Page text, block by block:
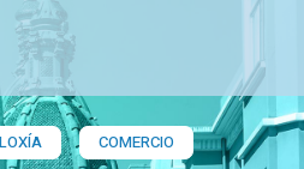
COMERCIO